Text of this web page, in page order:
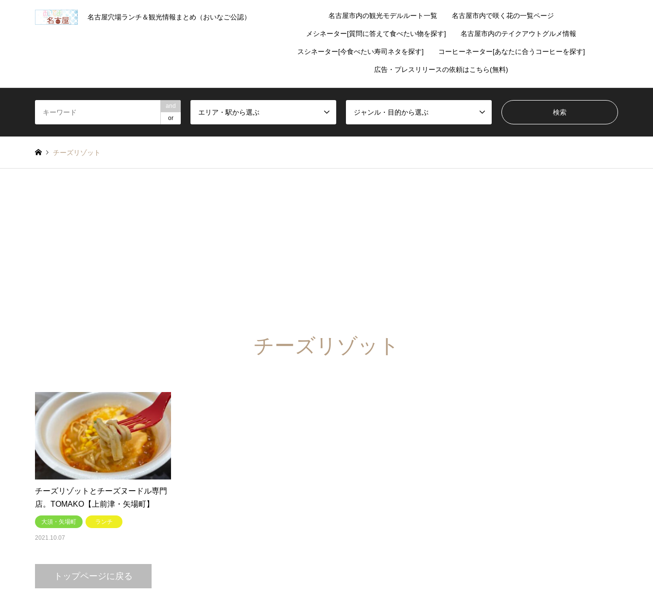
名古屋穴場ランチ＆観光情報まとめ（おいなご公認） 名古屋市内の観光モデルルート一覧 名古屋市内で咲く花の一覧ページ
メシネーター[質問に答えて食べたい物を探す] 名古屋市内のテイクアウトグルメ情報
スシネーター[今食べたい寿司ネタを探す] コーヒーネーター[あなたに合うコーヒーを探す]
広告・プレスリリースの依頼はこちら(無料)
and
or
エリア・駅から選ぶ ジャンル・目的から選ぶ
チーズリゾット
チーズリゾット
チーズリゾットとチーズヌードル専門
店。TOMAKO【上前津・矢場町】
大須・矢場町 ランチ
2021.10.07
トップページに戻る